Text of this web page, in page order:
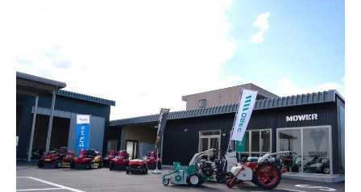
本体 FIG31 ステアリング
本体 FIG20 ステアリング
本体 FIG21 ステアリングASSY
本体 FIG17 ステアリング
本体 FIG18 ステアリングASSY
本体 FIG23 ステアリング
本体 FIG40 ステアリングAssy
CMX2404HC/V/S
本体 FIG19 ステアリング
本体 FIG31 ステアリングAssy
CMX2506RC
本体 FIG18 ステアリング
CMX2506YC/YCV/YCS